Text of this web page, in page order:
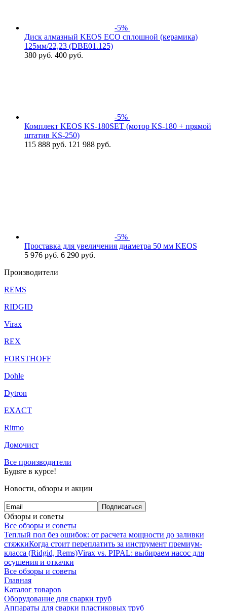
-5%
Диск алмазный KEOS ECO сплошной (керамика)
125мм/22,23 (DBЕ01.125)
380 руб. 400 руб.
-5%
Комплект KEOS KS-180SET (мотор KS-180 + прямой
штатив KS-250)
115 888 руб. 121 988 руб.
-5%
Проставка для увеличения диаметра 50 мм KEOS
5 976 руб. 6 290 руб.
Производители
REMS
RIDGID
Virax
REX
FORSTHOFF
Dohle
Dytron
EXACT
Ritmo
Домочист
Все производители
Будьте в курсе!
Новости, обзоры и акции
Подписаться
Обзоры и советы
Все обзоры и советы
Теплый пол без ошибок: от расчета мощности до заливки
стяжкиКогда стоит переплатить за инструмент премиум-
класса (Ridgid, Rems)Virax vs. PIPAL: выбираем насос для
осушения и откачки
Все обзоры и советы
Главная
Каталог товаров
Оборудование для сварки труб
Аппараты для сварки пластиковых труб